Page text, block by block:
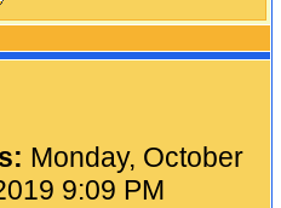
Monday, October
9:09 PM